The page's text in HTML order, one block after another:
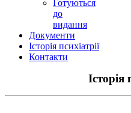
Готуються
до
видання
Документи
Історія психіатрії
Контакти
Історія